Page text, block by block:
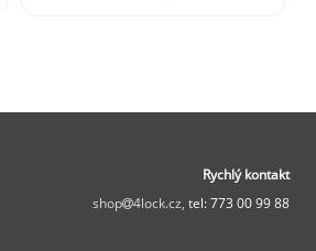
Rychlý kontakt
shop
4lock.cz, tel: 773 00 99 88